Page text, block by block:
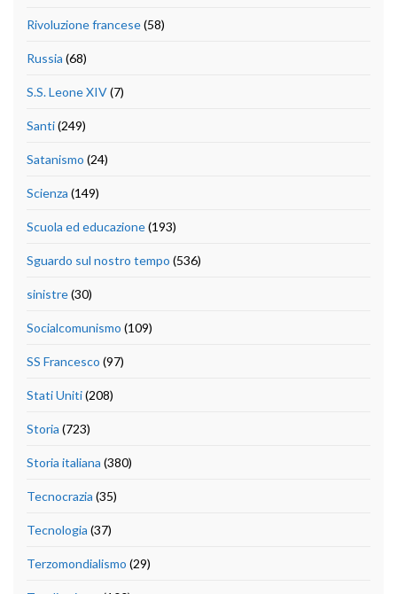
Rivoluzione francese(58)
Russia (68)
S.S. Leone XIV(7)
Santi(249)
Satanismo (24)
Scienza (149)
Scuola ed educazione(193)
Sguardo sul nostro tempo (536)
sinistre(30)
Socialcomunismo (109)
SS Francesco (97)
Stati Uniti(208)
Storia (723)
Storia italiana (380)
Tecnocrazia (35)
Tecnologia (37)
Terzomondialismo (29)